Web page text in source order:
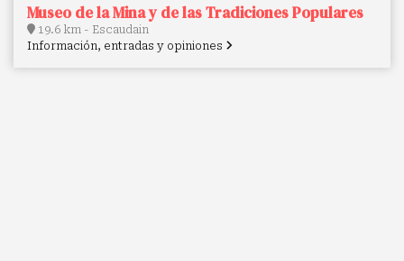
Museo de la Mina y de las Tradiciones Populares
19.6 km - Escaudain
Información, entradas y opiniones